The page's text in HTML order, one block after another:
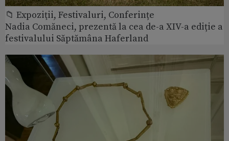
📁 Expoziţii, Festivaluri, Conferințe
Nadia Comăneci, prezentă la cea de-a XIV-a ediție a
festivalului Săptămâna Haferland